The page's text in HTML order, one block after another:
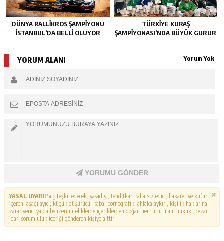
DÜNYA RALLIKROS ŞAMPIYONU
İSTANBUL’DA BELLI OLUYOR
TÜRKIYE KURAŞ
ŞAMPIYONASI’NDA BÜYÜK GURUR
YORUM ALANI Yorum Yok
YORUMU GÖNDER
YASAL UYARI!Suç teşkil edecek, yasadışı, tehditkar, rahatsız edici, hakaret ve küfür
içeren, aşağılayıcı, küçük düşürücü, kaba, pornografik, ahlaka aykırı, kişilik haklarına
zarar verici ya da benzeri niteliklerde içeriklerden doğan her türlü mali, hukuki, cezai,
idari sorumluluk içeriği gönderen kişiye aittir.